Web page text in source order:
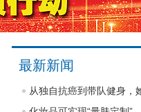
最新新闻
从独自抗癌到带队健身，